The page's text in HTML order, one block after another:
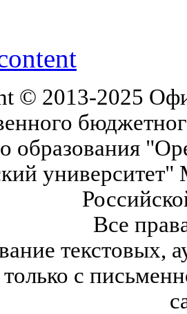
© 2013-2025
образования
университет"
Все
текстовых,
с